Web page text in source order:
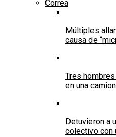
Correa
Múltiples
causa de
Tres
en una
Detuvieron a
colectivo con